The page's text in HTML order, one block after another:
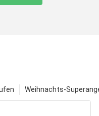
Weihnachts-